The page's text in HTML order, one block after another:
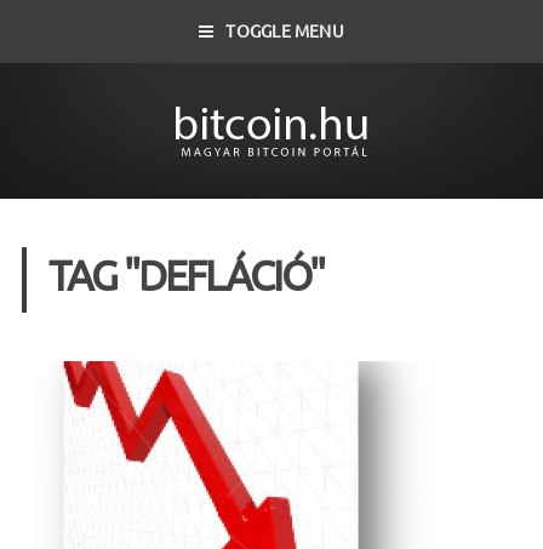
TOGGLE MENU
TAG "DEFLÁCIÓ"